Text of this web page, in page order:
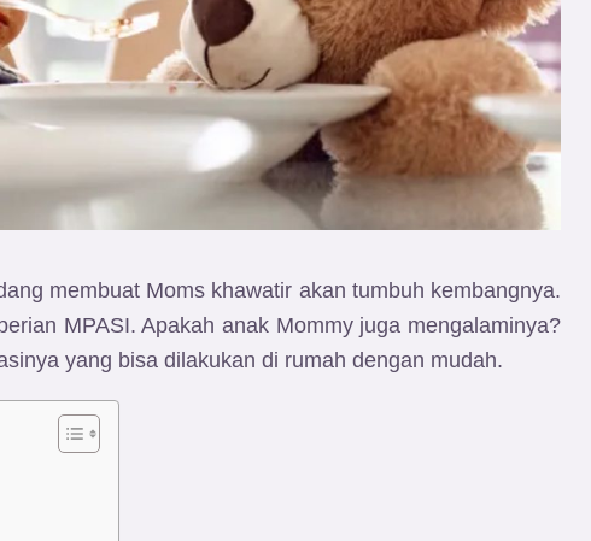
membuat Moms khawatir akan tumbuh kembangnya.
MPASI. Apakah anak Mommy juga mengalaminya?
yang bisa dilakukan di rumah dengan mudah.